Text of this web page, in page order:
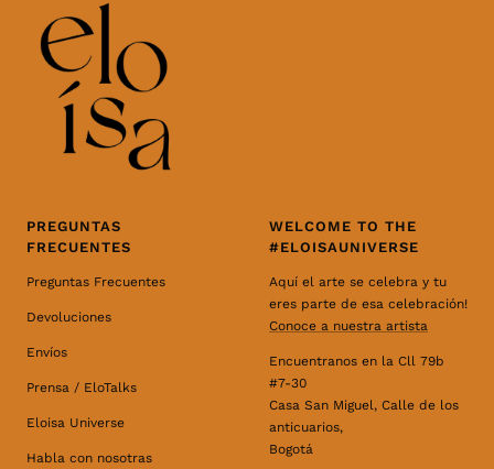
PREGUNTAS
FRECUENTES
Preguntas Frecuentes
Devoluciones
Envíos
Prensa / EloTalks
Eloisa Universe
Habla con nosotras
WELCOME TO THE
#ELOISAUNIVERSE
Aquí el arte se celebra y tu
eres parte de esa celebración!
Conoce a nuestra artista
Encuentranos en la Cll 79b
#7-30
Casa San Miguel, Calle de los
anticuarios,
Bogotá